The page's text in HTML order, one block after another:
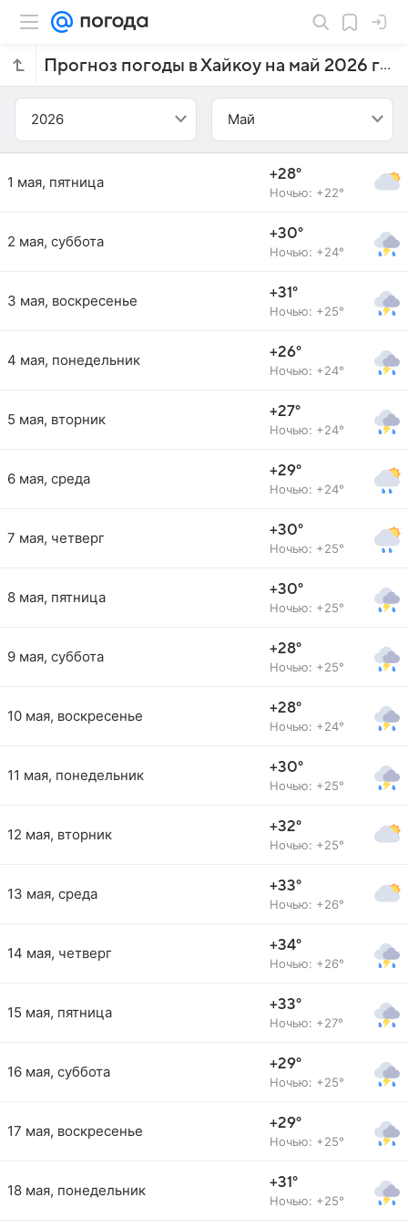
Прогноз погоды в Хайкоу на май 2026 года
2026 Май
1 мая, пятница +28°
Ночью: +22°
2 мая, суббота +30°
Ночью: +24°
3 мая, воскресенье +31°
Ночью: +25°
4 мая, понедельник +26°
Ночью: +24°
5 мая, вторник +27°
Ночью: +24°
6 мая, среда +29°
Ночью: +24°
7 мая, четверг +30°
Ночью: +25°
8 мая, пятница +30°
Ночью: +25°
9 мая, суббота +28°
Ночью: +25°
10 мая, воскресенье +28°
Ночью: +24°
11 мая, понедельник +30°
Ночью: +25°
12 мая, вторник +32°
Ночью: +25°
13 мая, среда +33°
Ночью: +26°
14 мая, четверг +34°
Ночью: +26°
15 мая, пятница +33°
Ночью: +27°
16 мая, суббота +29°
Ночью: +25°
17 мая, воскресенье +29°
Ночью: +25°
18 мая, понедельник +31°
Ночью: +25°